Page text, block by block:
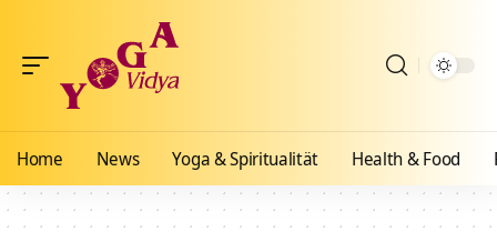
Home News Yoga & Spiritualität Health & Food